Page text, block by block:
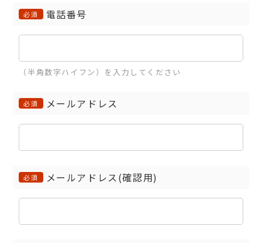
必須 電話番号
（半角数字ハイフン）を入力してください
必須 メールアドレス
必須 メールアドレス(確認用)